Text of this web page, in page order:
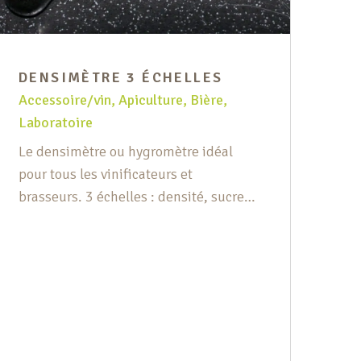
DENSIMÈTRE 3 ÉCHELLES
Accessoire/vin, Apiculture, Bière,
Laboratoire
Le densimètre ou hygromètre idéal
pour tous les vinificateurs et
brasseurs. 3 échelles : densité, sucre